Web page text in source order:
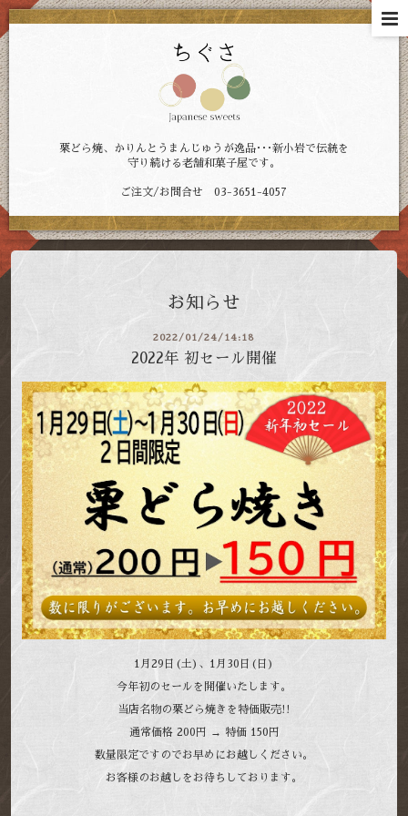
栗どら焼、かりんとうまんじゅうが逸品･･･新小岩で伝統を
守り続ける老舗和菓子屋です。
ご注文/お問合せ 03-3651-4057
お知らせ
2022/01/24/14:18
2022年 初セール開催
1月29日(土)、1月30日(日)
今年初のセールを開催いたします。
当店名物の栗どら焼きを特価販売!!
通常価格 200円 → 特価 150円
数量限定ですのでお早めにお越しください。
お客様のお越しをお待ちしております。